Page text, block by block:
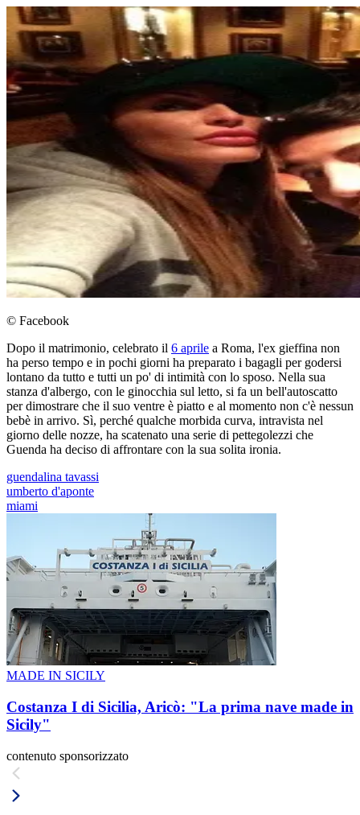
© Facebook
Dopo il matrimonio, celebrato il 6 aprile a Roma, l'ex gieffina non
ha perso tempo e in pochi giorni ha preparato i bagagli per godersi
lontano da tutto e tutti un po' di intimità con lo sposo. Nella sua
stanza d'albergo, con le ginocchia sul letto, si fa un bell'autoscatto
per dimostrare che il suo ventre è piatto e al momento non c'è nessun
bebè in arrivo. Sì, perché qualche morbida curva, intravista nel
giorno delle nozze, ha scatenato una serie di pettegolezzi che
Guenda ha deciso di affrontare con la sua solita ironia.
guendalina tavassi
umberto d'aponte
miami
MADE IN SICILY
Costanza I di Sicilia, Aricò: "La prima nave made in
Sicily"
contenuto sponsorizzato